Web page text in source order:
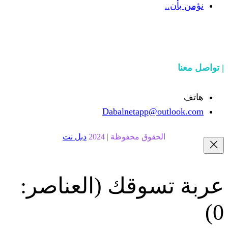
محفوظة | 2024 دبل نت
(العناصر: